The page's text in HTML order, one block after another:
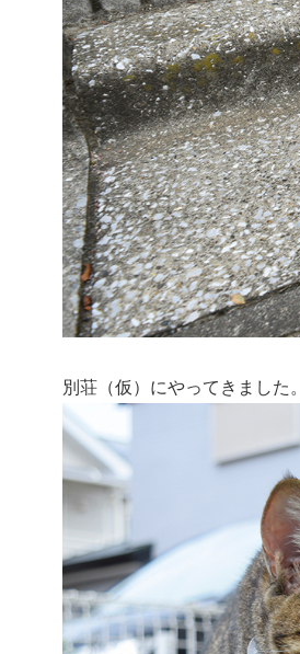
別荘（仮）にやってきました。